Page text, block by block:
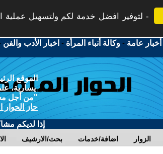
لتوفير افضل خدمة لكم ولتسهيل عملية
أخبار عامة -وكالة أنباء المرأة - اخبار الأدب والفن
الموقع
يسارية،
"من أجل
حاز الحوار
إذا لديكم
بحث/الارشيف اضافة/خدمات الزوار